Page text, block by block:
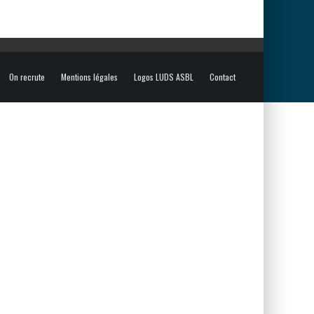
On recrute Mentions légales Logos LUDS ASBL Contact